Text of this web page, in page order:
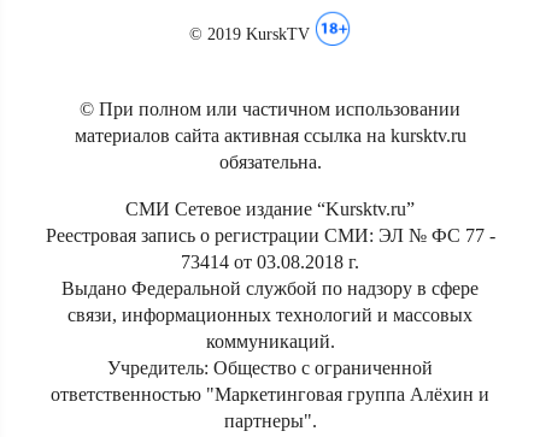
© 2019 KurskTV
© При полном или частичном использовании
материалов сайта активная ссылка на kursktv.ru
обязательна.
СМИ Сетевое издание “Kursktv.ru”
Реестровая запись о регистрации СМИ: ЭЛ № ФС 77 -
73414 от 03.08.2018 г.
Выдано Федеральной службой по надзору в сфере
связи, информационных технологий и массовых
коммуникаций.
Учредитель: Общество с ограниченной
ответственностью "Маркетинговая группа Алёхин и
партнеры".